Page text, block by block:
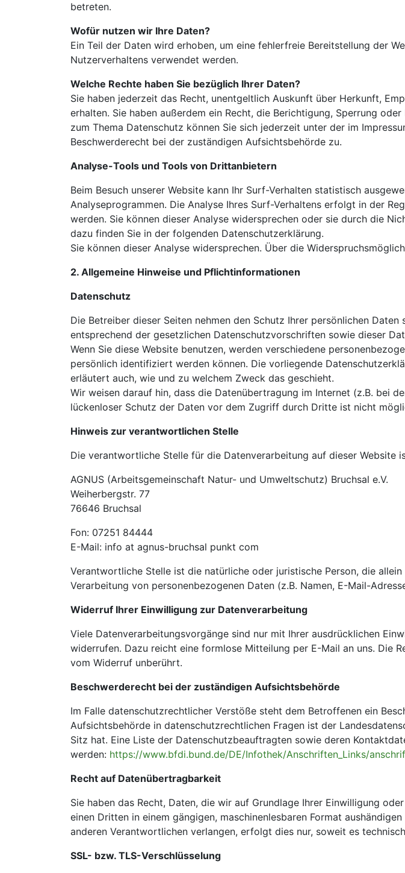
betreten.
Wofür nutzen wir Ihre Daten?
Ein Teil der Daten wird erhoben, um eine fehlerfreie Bereitstellung der
Nutzerverhaltens verwendet werden.
Welche Rechte haben Sie bezüglich Ihrer Daten?
Sie haben jederzeit das Recht, unentgeltlich Auskunft über Herkunft,
erhalten. Sie haben außerdem ein Recht, die Berichtigung, Sperrung
zum Thema Datenschutz können Sie sich jederzeit unter der im
Beschwerderecht bei der zuständigen Aufsichtsbehörde zu.
Analyse-Tools und Tools von Drittanbietern
Beim Besuch unserer Website kann Ihr Surf-Verhalten statistisch
Analyseprogrammen. Die Analyse Ihres Surf-Verhaltens erfolgt in der
werden. Sie können dieser Analyse widersprechen oder sie durch die
dazu finden Sie in der folgenden Datenschutzerklärung.
Sie können dieser Analyse widersprechen. Über die
2. Allgemeine Hinweise und Pflichtinformationen
Datenschutz
Die Betreiber dieser Seiten nehmen den Schutz Ihrer persönlichen
entsprechend der gesetzlichen Datenschutzvorschriften sowie dieser
Wenn Sie diese Website benutzen, werden verschiedene
persönlich identifiziert werden können. Die vorliegende
erläutert auch, wie und zu welchem Zweck das geschieht.
Wir weisen darauf hin, dass die Datenübertragung im Internet (z.B. bei
lückenloser Schutz der Daten vor dem Zugriff durch Dritte ist nicht
Hinweis zur verantwortlichen Stelle
Die verantwortliche Stelle für die Datenverarbeitung auf dieser Website
AGNUS (Arbeitsgemeinschaft Natur- und Umweltschutz) Bruchsal e.V.
Weiherbergstr. 77
76646 Bruchsal
Fon: 07251 84444
E-Mail: info at agnus-bruchsal punkt com
Verantwortliche Stelle ist die natürliche oder juristische Person, die
Verarbeitung von personenbezogenen Daten (z.B. Namen, E-Mail-
Widerruf Ihrer Einwilligung zur Datenverarbeitung
Viele Datenverarbeitungsvorgänge sind nur mit Ihrer ausdrücklichen
widerrufen. Dazu reicht eine formlose Mitteilung per E-Mail an uns. Die
vom Widerruf unberührt.
Beschwerderecht bei der zuständigen Aufsichtsbehörde
Im Falle datenschutzrechtlicher Verstöße steht dem Betroffenen ein
Aufsichtsbehörde in datenschutzrechtlichen Fragen ist der
Sitz hat. Eine Liste der Datenschutzbeauftragten sowie deren
werden: https://www.bfdi.bund.de/DE/Infothek/Anschriften_Links/
Recht auf Datenübertragbarkeit
Sie haben das Recht, Daten, die wir auf Grundlage Ihrer Einwilligung
einen Dritten in einem gängigen, maschinenlesbaren Format
anderen Verantwortlichen verlangen, erfolgt dies nur, soweit es
SSL- bzw. TLS-Verschlüsselung